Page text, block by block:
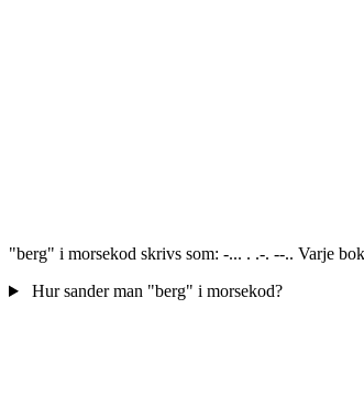
"berg" i morsekod skrivs som: -... . .-. --.. Varje
Hur sander man "berg" i morsekod?